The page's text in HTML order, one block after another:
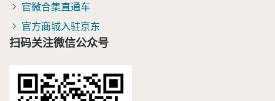
官微合集直通车
官方商城入驻京东
扫码关注微信公众号